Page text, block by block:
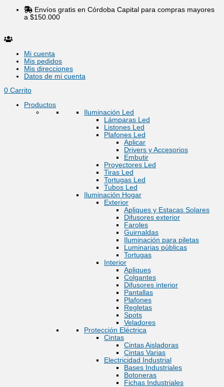
Envíos gratis en Córdoba Capital para compras mayores
a $150.000
Mi cuenta
Mis pedidos
Mis direcciones
Datos de mi cuenta
0 Carrito
Productos
Iluminación Led
Lámparas Led
Listones Led
Plafones Led
Aplicar
Drivers y Accesorios
Embutir
Proyectores Led
Tiras Led
Tortugas Led
Tubos Led
Iluminación Hogar
Exterior
Apliques y Estacas Solares
Difusores exterior
Faroles
Guirnaldas
Iluminación para piletas
Luminarias públicas
Tortugas
Interior
Apliques
Colgantes
Difusores interior
Pantallas
Plafones
Regletas
Spots
Veladores
Protección Eléctrica
Cintas
Cintas Aisladoras
Cintas Varias
Electricidad Industrial
Bases Industriales
Botoneras
Fichas Industriales